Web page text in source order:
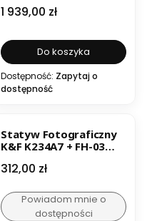
Cena
1 939,00 zł
Do koszyka
Dostępność: Zapytaj o
dostępność
Statyw Fotograficzny
K&F K234A7 + FH-03
Cena
312,00 zł
Powiadom mnie o
dostępności